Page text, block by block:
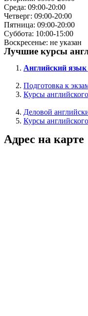
Среда: 09:00-20:00
Четверг: 09:00-20:00
Пятница: 09:00-20:00
Суббота: 10:00-15:00
Воскресенье: не указан
Лучшие курсы
Английский
Подготовка к
Курсы
Деловой
Курсы
Адрес на карте